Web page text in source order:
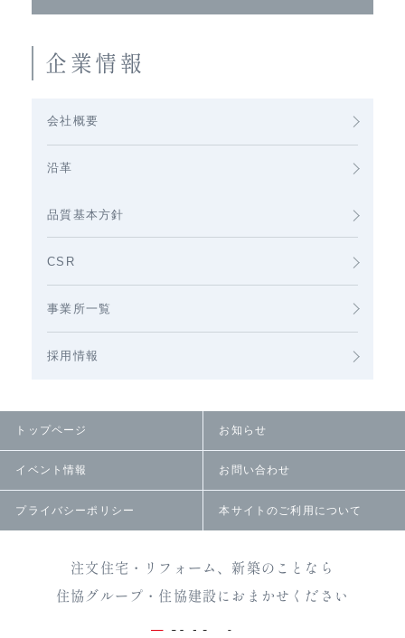
企業情報
会社概要
沿革
品質基本方針
CSR
事業所一覧
採用情報
トップページ お知らせ
イベント情報 お問い合わせ
プライバシーポリシー 本サイトのご利用について
注文住宅・リフォーム、新築のことなら
住協グループ・住協建設におまかせください